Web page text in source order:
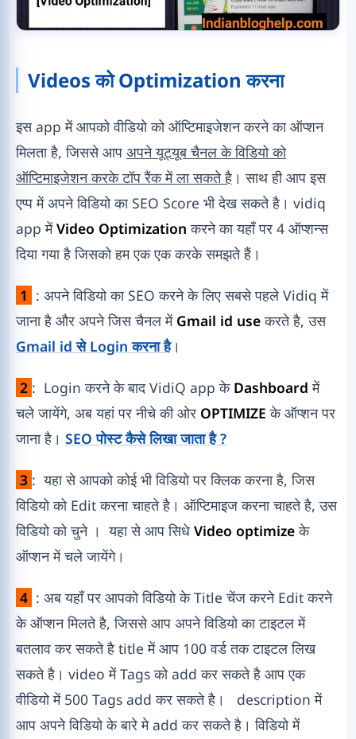
Videos को Optimization करना
इस app में आपको वीडियो को ऑप्टिमाइजेशन करने का ऑप्शन
मिलता है, जिससे आप अपने यूट्यूब चैनल के विडियो को
ऑप्टिमाइजेशन करके टॉप रैंक में ला सकते है । साथ ही आप इस
एप्प में अपने विडियो का SEO Score भी देख सकते है। vidiq
app मेंVideo Optimization करने का यहाँ पर 4 ऑप्शन्स
दिया गया है जिसको हम एक एक करके समझते हैं।
1 : अपने विडियो का SEO करने के लिए सबसे पहले Vidiq में
जाना है और अपने जिस चैनल में Gmail id useकरते है, उस
Gmail id से Login करना है।
2 : Login करने के बाद VidiQ app के Dashboard में
चले जायेंगे, अब यहां पर नीचे की ओर OPTIMIZE के ऑप्शन पर
जाना है। SEO पोस्ट कैसे लिखा जाता है ?
3 : यहा से आपको कोई भी विडियो पर क्लिक करना है, जिस
विडियो को Edit करना चाहते है। ऑप्टिमाइज करना चाहते है, उस
विडियो को चुने । यहा से आप सिधे Video optimizeके
ऑप्शन में चले जायेंगे।
4 : अब यहाँ पर आपको विडियो के Title चेंज करने Edit करने
के ऑप्शन मिलते है, जिससे आप अपने विडियो का टाइटल में
बतलाव कर सकते है title में आप 100 वर्ड तक टाइटल लिख
सकते है। video में Tags को add कर सकते है आप एक
वीडियो में 500 Tags add कर सकते है। description में
आप अपने विडियो के बारे मे add कर सकते है। विडियो में